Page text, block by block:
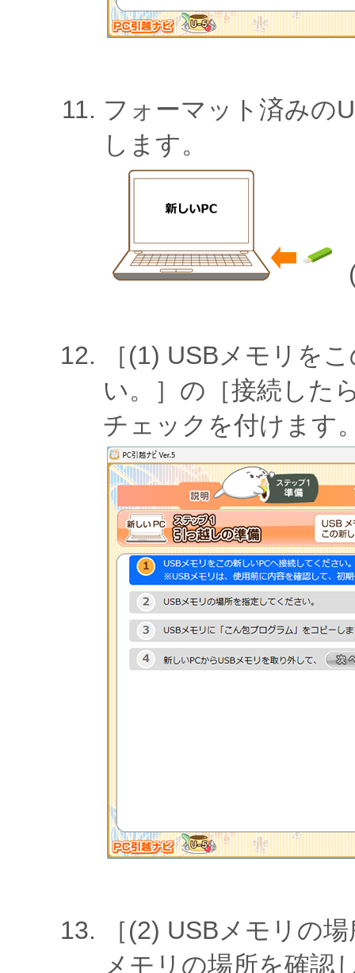
フォーマット済みの
します。
［(1) USBメモリを
い。］の［接続し
チェックを付けます
［(2) USBメモリの
メモリの場所を確